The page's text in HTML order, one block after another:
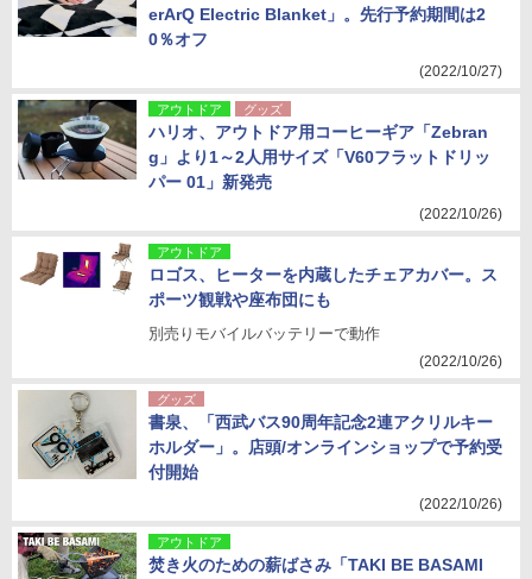
erArQ Electric Blanket」。先行予約期間は2
0％オフ
(2022/10/27)
アウトドア グッズ
ハリオ、アウトドア用コーヒーギア「Zebran
g」より1～2人用サイズ「V60フラットドリッ
パー 01」新発売
(2022/10/26)
アウトドア
ロゴス、ヒーターを内蔵したチェアカバー。ス
ポーツ観戦や座布団にも
別売りモバイルバッテリーで動作
(2022/10/26)
グッズ
書泉、「西武バス90周年記念2連アクリルキー
ホルダー」。店頭/オンラインショップで予約受
付開始
(2022/10/26)
アウトドア
焚き火のための薪ばさみ「TAKI BE BASAMI